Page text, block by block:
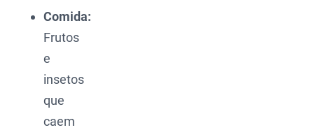
Comida:
Frutos
e
insetos
que
caem